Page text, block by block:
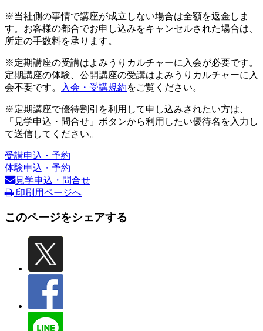
※当社側の事情で講座が成立しない場合は全額を返金しま
す。お客様の都合でお申し込みをキャンセルされた場合は、
所定の手数料を承ります。
※定期講座の受講はよみうりカルチャーに入会が必要です。
定期講座の体験、公開講座の受講はよみうりカルチャーに入
会不要です。
入会・受講規約をご覧ください。
※定期講座で優待割引を利用して申し込みされたい方は、
「見学申込・問合せ」ボタンから利用したい優待名を入力し
て送信してください。
受講申込・予約
体験申込・予約
見学申込・問合せ
印刷用ページへ
このページをシェアする